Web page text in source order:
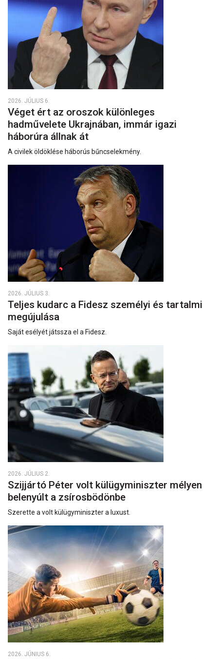
2026. JÚLIUS 6.
Véget ért az oroszok különleges
hadművelete Ukrajnában, immár igazi
háborúra állnak át
A civilek öldöklése háborús bűncselekmény.
2026. JÚLIUS 3.
Teljes kudarc a Fidesz személyi és tartalmi
megújulása
Saját esélyét játssza el a Fidesz.
2026. JÚLIUS 2.
Szijjártó Péter volt külügyminiszter mélyen
belenyúlt a zsírosbödönbe
Szerette a volt külügyminiszter a luxust.
2026. JÚNIUS 6.